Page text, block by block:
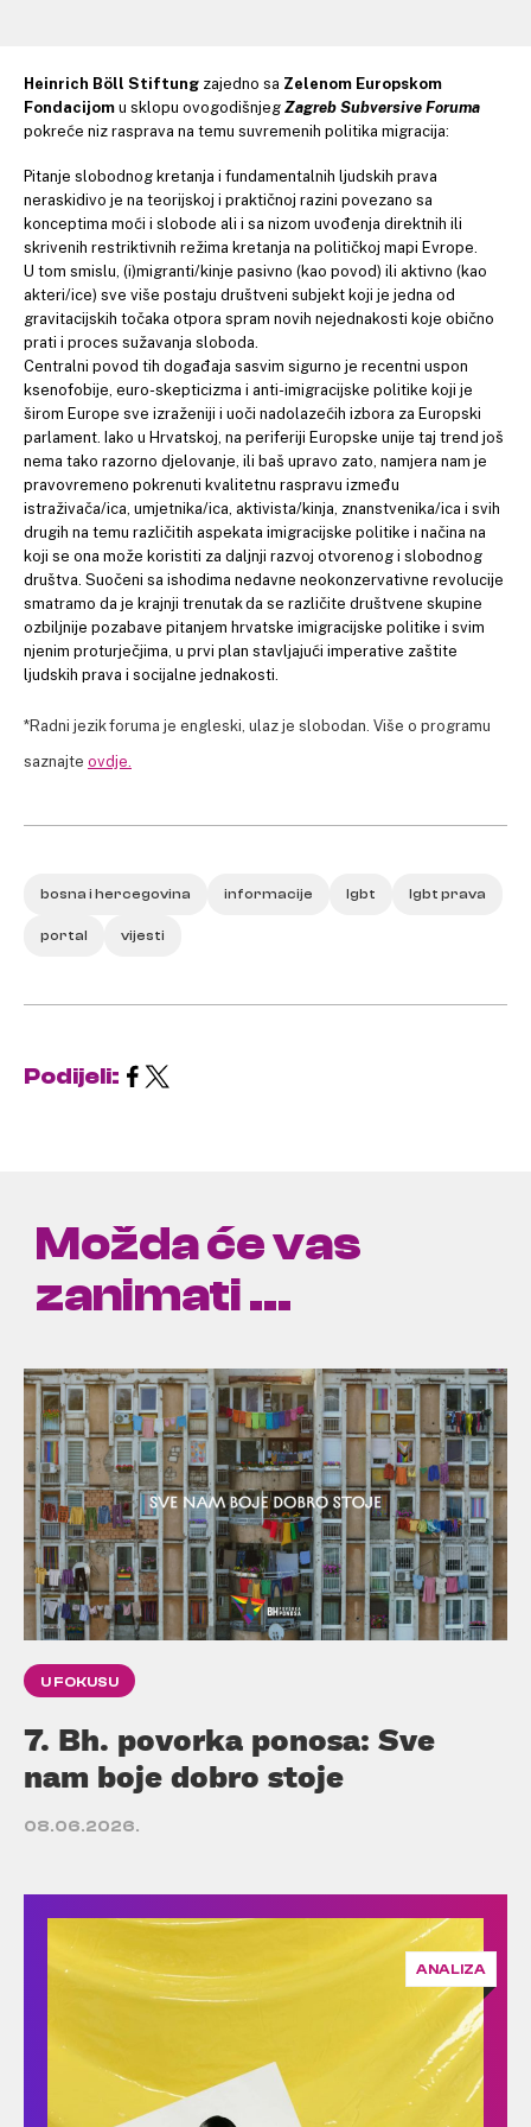
Heinrich Böll Stiftung zajedno sa Zelenom Europskom
Fondacijomu sklopu ovogodišnjegZagreb Subversive Foruma
pokreće niz rasprava na temu suvremenih politika migracija:
Pitanje slobodnog kretanja i fundamentalnih ljudskih prava
neraskidivo je na teorijskoj i praktičnoj razini povezano sa
konceptima moći i slobode ali i sa nizom uvođenja direktnih ili
skrivenih restriktivnih režima kretanja na političkoj mapi Evrope.
U tom smislu, (i)migranti/kinje pasivno (kao povod) ili aktivno (kao
akteri/ice) sve više postaju društveni subjekt koji je jedna od
gravitacijskih točaka otpora spram novih nejednakosti koje obično
prati i proces sužavanja sloboda.
Centralni povod tih događaja sasvim sigurno je recentni uspon
ksenofobije, euro-skepticizma i anti-imigracijske politike koji je
širom Europe sve izraženiji i uoči nadolazećih izbora za Europski
parlament. Iako u Hrvatskoj, na periferiji Europske unije taj trend još
nema tako razorno djelovanje, ili baš upravo zato, namjera nam je
pravovremeno pokrenuti kvalitetnu raspravu između
istraživača/ica, umjetnika/ica, aktivista/kinja, znanstvenika/ica i svih
drugih na temu različitih aspekata imigracijske politike i načina na
koji se ona može koristiti za daljnji razvoj otvorenog i slobodnog
društva. Suočeni sa ishodima nedavne neokonzervativne revolucije
smatramo da je krajnji trenutak da se različite društvene skupine
ozbiljnije pozabave pitanjem hrvatske imigracijske politike i svim
njenim proturječjima, u prvi plan stavljajući imperative zaštite
ljudskih prava i socijalne jednakosti.
*Radni jezik foruma je engleski, ulaz je slobodan. Više o programu
saznajte ovdje.
bosna i hercegovina informacije lgbt lgbt prava
portal vijesti
Podijeli:
Možda će vas
zanimati ...
U FOKUSU
7. Bh. povorka ponosa: Sve
nam boje dobro stoje
08.06.2026.
ANALIZA